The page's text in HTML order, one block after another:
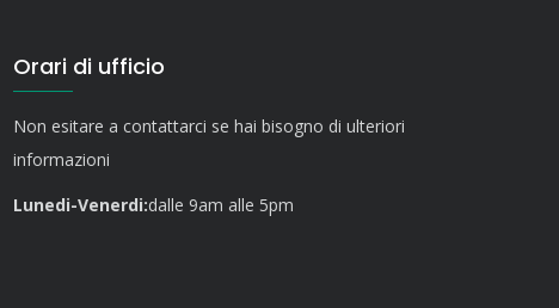
Orari di ufficio
Non esitare a contattarci se hai bisogno di ulteriori
informazioni
Lunedi-Venerdi:dalle 9am alle 5pm